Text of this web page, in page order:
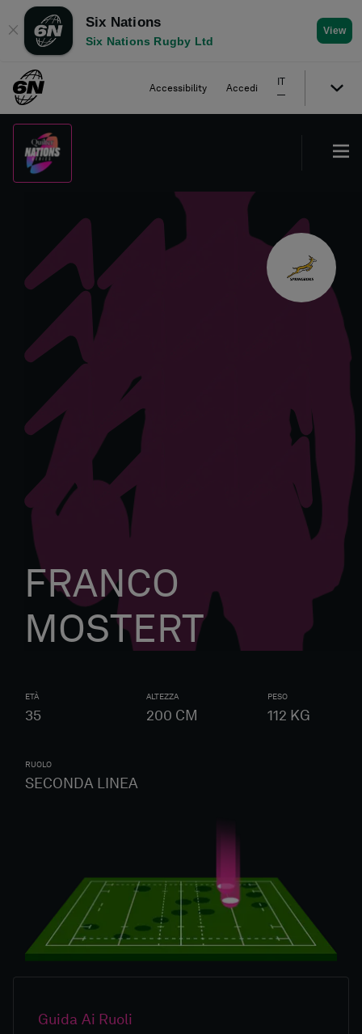
✕
Six Nations
Six Nations Rugby Ltd
View
Accessibility Accedi
IT
FRANCO
MOSTERT
ETÀ
35
ALTEZZA
200 CM
PESO
112 KG
RUOLO
SECONDA LINEA
Guida Ai Ruoli